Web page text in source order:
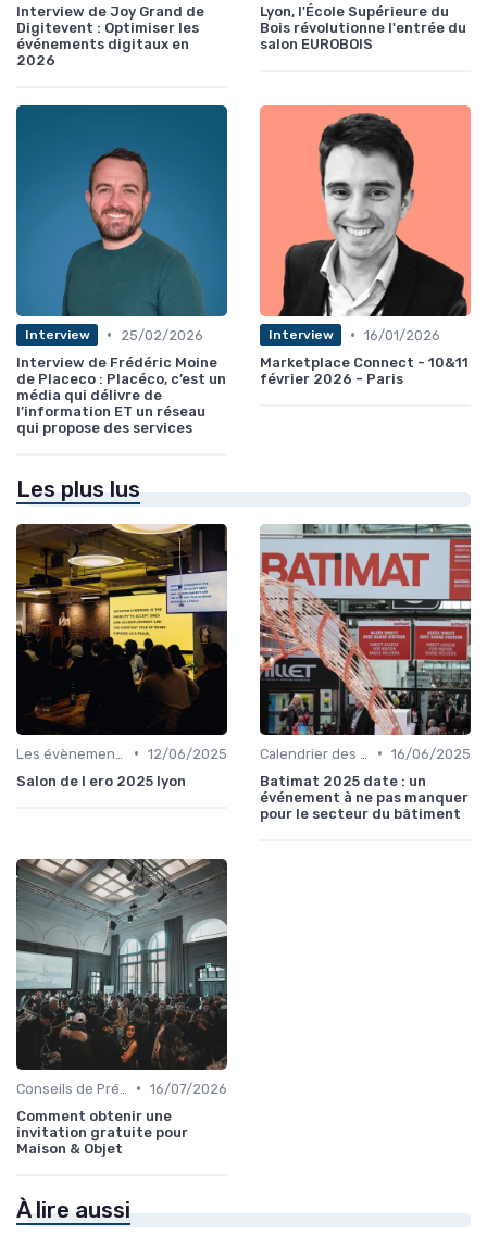
Interview de Joy Grand de
Digitevent : Optimiser les
événements digitaux en
2026
Lyon, l'École Supérieure du
Bois révolutionne l'entrée du
salon EUROBOIS
Interview •
25/02/2026
Interview de Frédéric Moine
de Placeco : Placéco, c’est un
média qui délivre de
l’information ET un réseau
qui propose des services
Interview • 16/01/2026
Marketplace Connect - 10&11
février 2026 - Paris
Les plus lus
• 12/06/2025
Salon de l ero 2025 lyon
• 16/06/2025
Batimat 2025 date : un
événement à ne pas manquer
pour le secteur du bâtiment
• 16/07/2026
Comment obtenir une
invitation gratuite pour
Maison & Objet
À lire aussi